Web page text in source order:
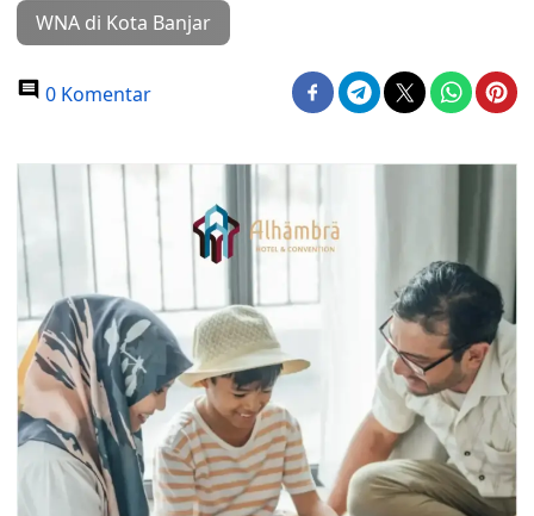
WNA di Kota Banjar
0 Komentar